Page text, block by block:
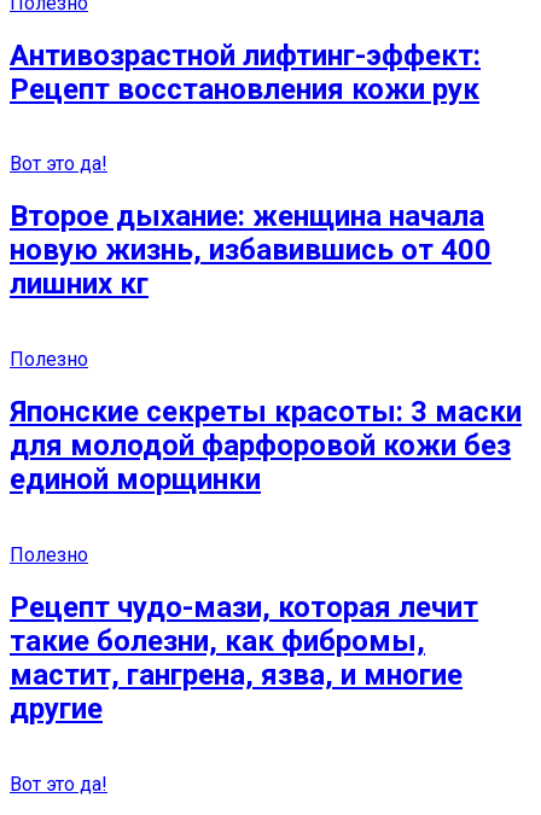
Антивозрастной лифтинг-эффект:
Рецепт восстановления кожи рук
Вот это да!
Второе дыхание: женщина начала
новую жизнь, избавившись от 400
лишних кг
Полезно
Японские секреты красоты: 3 маски
для молодой фарфоровой кожи без
единой морщинки
Полезно
Рецепт чудо-мази, которая лечит
такие болезни, как фибромы,
мастит, гангрена, язва, и многие
другие
Вот это да!